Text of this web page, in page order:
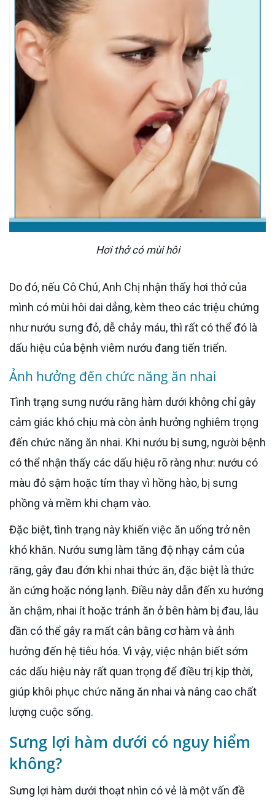
Hơi thở có mùi hôi
Do đó, nếu Cô Chú, Anh Chị nhận thấy hơi thở của
mình có mùi hôi dai dẳng, kèm theo các triệu chứng
như nướu sưng đỏ, dễ chảy máu, thì rất có thể đó là
dấu hiệu của bệnh viêm nướu đang tiến triển.
Ảnh hưởng đến chức năng ăn nhai
Tình trạng sưng nướu răng hàm dưới không chỉ gây
cảm giác khó chịu mà còn ảnh hưởng nghiêm trọng
đến chức năng ăn nhai. Khi nướu bị sưng, người bệnh
có thể nhận thấy các dấu hiệu rõ ràng như: nướu có
màu đỏ sậm hoặc tím thay vì hồng hào, bị sưng
phồng và mềm khi chạm vào.
Đặc biệt, tình trạng này khiến việc ăn uống trở nên
khó khăn. Nướu sưng làm tăng độ nhạy cảm của
răng, gây đau đớn khi nhai thức ăn, đặc biệt là thức
ăn cứng hoặc nóng lạnh. Điều này dẫn đến xu hướng
ăn chậm, nhai ít hoặc tránh ăn ở bên hàm bị đau, lâu
dần có thể gây ra mất cân bằng cơ hàm và ảnh
hưởng đến hệ tiêu hóa. Vì vậy, việc nhận biết sớm
các dấu hiệu này rất quan trọng để điều trị kịp thời,
giúp khôi phục chức năng ăn nhai và nâng cao chất
lượng cuộc sống.
Sưng lợi hàm dưới có nguy hiểm
không?
Sưng lợi hàm dưới thoạt nhìn có vẻ là một vấn đề